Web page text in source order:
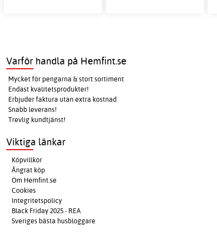
Varför handla på Hemfint.se
Mycket för pengarna & stort sortiment
Endast kvalitetsprodukter!
Erbjuder faktura utan extra kostnad
Snabb leverans!
Trevlig kundtjänst!
Viktiga länkar
Köpvillkor
Ångrat köp
Om Hemfint.se
Cookies
Integritetspolicy
Black Friday 2025 - REA
Sveriges bästa husbloggare